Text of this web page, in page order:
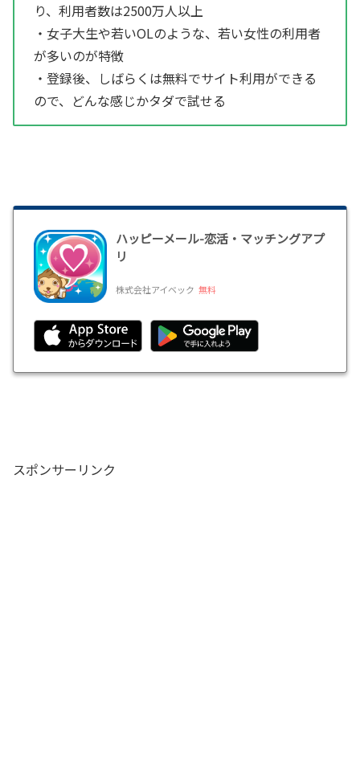
り、利用者数は2500万人以上
・女子大生や若いOLのような、若い女性の利用者
が多いのが特徴
・登録後、しばらくは無料でサイト利用ができる
ので、どんな感じかタダで試せる
ハッピーメール-恋活・マッチングアプ
リ
株式会社アイベック 無料
スポンサーリンク